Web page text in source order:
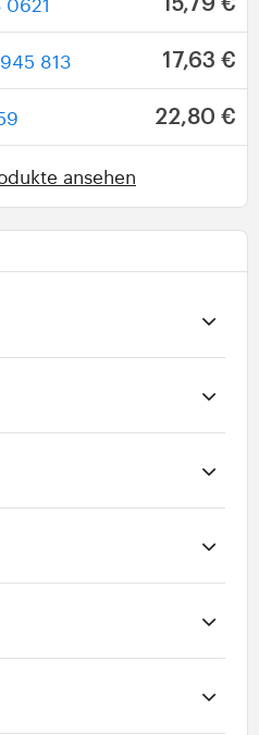
813 17,63 €
22,80 €
ansehen